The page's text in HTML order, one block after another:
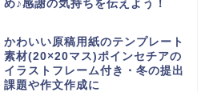
め♪感謝の気持ちを伝えよう！
かわいい原稿用紙のテンプレート
素材(20×20マス)ポインセチアの
イラストフレーム付き・冬の提出
課題や作文作成に